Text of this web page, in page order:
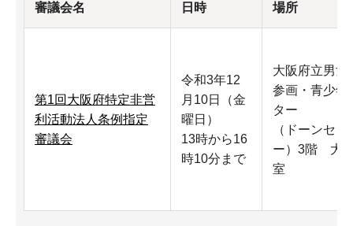
審議会名 日時 場所
第1回大阪府特定非営
利活動法人条例指定
審議会
令和3年12
月10日（金
曜日）
13時から16
時10分まで
大阪府立男女
参画・青少年
ター
（ドーンセン
ー）3階 大
室